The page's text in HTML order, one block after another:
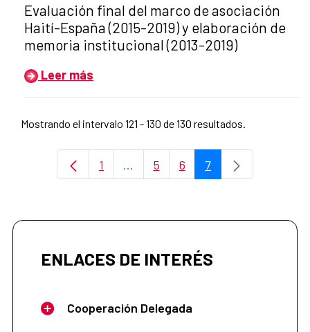
Título del anuncio:
Evaluación final del marco de asociación
Haití-España (2015-2019) y elaboración de
memoria institucional (2013-2019)
Leer más
Mostrando el intervalo 121 - 130 de 130 resultados.
Página
1 ...Páginas intermedias Use TAB
Página
5 Página
6 Página
7
ENLACES DE INTERÉS
Cooperación Delegada